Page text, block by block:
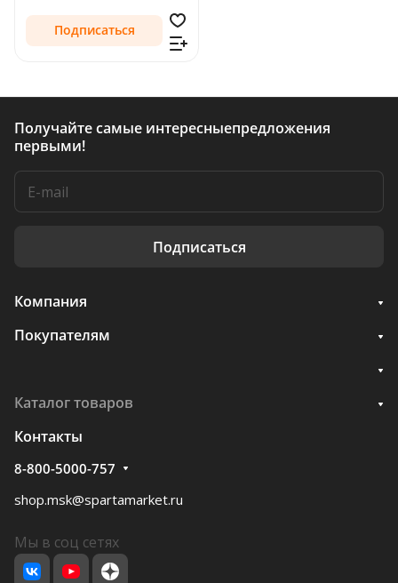
Подписаться
Получайте самые интересныепредложения
первыми!
Подписаться
Компания
Покупателям
Каталог товаров
Контакты
8-800-5000-757
shop.msk@spartamarket.ru
Мы в соц сетях